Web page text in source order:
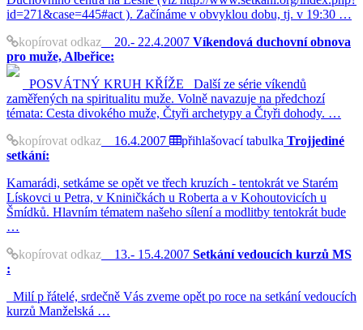
id=271&case=445#act ). Začínáme v obvyklou dobu, tj. v 19:30 …
kopírovat odkaz 20.- 22.4.2007 Víkendová duchovní obnova
pro muže, Albeřice:
POSVÁTNÝ KRUH KŘÍŽE Další ze série víkendů
zaměřených na spiritualitu muže. Volně navazuje na předchozí
témata: Cesta divokého muže, Čtyři archetypy a Čtyři dohody. …
kopírovat odkaz 16.4.2007 přihlašovací tabulka Trojjediné
setkání:
Kamarádi, setkáme se opět ve třech kruzích - tentokrát ve Starém
Lískovci u Petra, v Kniničkách u Roberta a v Kohoutovicích u
Šmídků. Hlavním tématem našeho sílení a modlitby tentokrát bude
…
kopírovat odkaz 13.- 15.4.2007 Setkání vedoucích kurzů MS
:
Milí p řátelé, srdečně Vás zveme opět po roce na setkání vedoucích
kurzů Manželská …